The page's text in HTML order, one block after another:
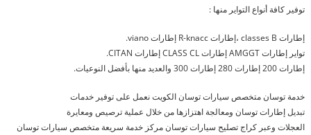
توفير كافة أنواع التواير منها :
إطارات classes B ،إطارات R-knacc إطارات viano.
تواير إطارات AMGGT إطارات CLASS CL إطارات CITAN.
إطارات 200 إطارات 280 إطارات 300 والعديد منها بأفضل النوعيات.
خدمة توسان متخصص سيارات توسان الكويت نعمل على توفير خدمات
تبديل إطارات توسان ومعالجة اهتزازها من خلال عملية ترصيص ومعايرة
العجلات وعبر كراج تصليح سيارات توسان مركز خدمة سريعة متخصص سيارات توسان